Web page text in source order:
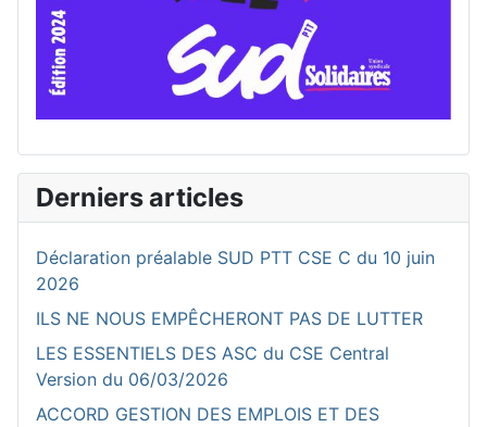
Derniers articles
Déclaration préalable SUD PTT CSE C du 10 juin
2026
ILS NE NOUS EMPÊCHERONT PAS DE LUTTER
LES ESSENTIELS DES ASC du CSE Central
Version du 06/03/2026
ACCORD GESTION DES EMPLOIS ET DES